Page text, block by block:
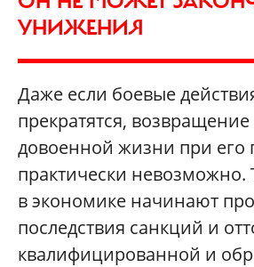
УНИЖЕНИЯ
Даже если боевые
прекратятся,
довоенной жизни при его
практически
в экономике начинают
последствия санкций и
квалифицированной и